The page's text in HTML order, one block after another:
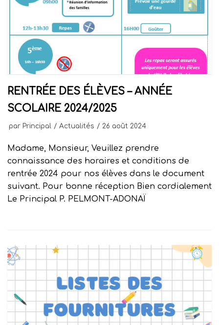
RENTRÉE DES ÉLÈVES – ANNÉE
SCOLAIRE 2024/2025
par Principal Actualités 26 août 2024
Madame, Monsieur, Veuillez prendre
connaissance des horaires et conditions de
rentrée 2024 pour nos élèves dans le document
suivant. Pour bonne réception Bien cordialement
Le Principal P. PELMONT-ADONAÏ